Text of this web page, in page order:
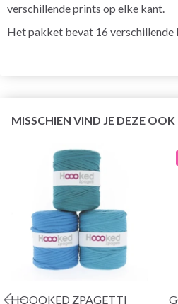
verschillende prints op elke kant.
Het pakket bevat 16 verschillende
MISSCHIEN VIND JE DEZE OOK
HOOOKED ZPAGETTI